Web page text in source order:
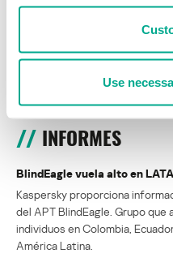
Use
DAVID EMM
INFORMES
BlindEagle vuela alto en
Kaspersky proporciona
del APT BlindEagle. Grupo que
individuos en Colombia,
América Latina.